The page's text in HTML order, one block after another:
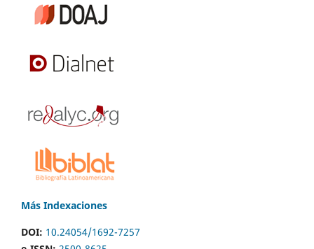
Más Indexaciones
DOI: 10.24054/1692-7257